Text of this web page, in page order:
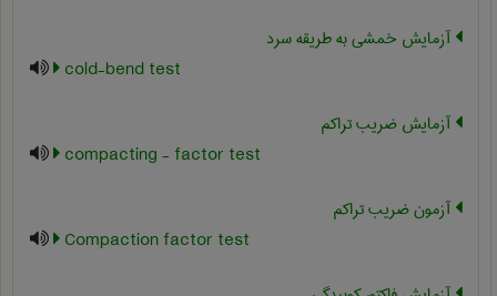
آزمایش خمشی به طریقه سرد
cold-bend test
آزمایش ضریب تراکم
compacting - factor test
آزمون ضریب تراکم
Compaction factor test